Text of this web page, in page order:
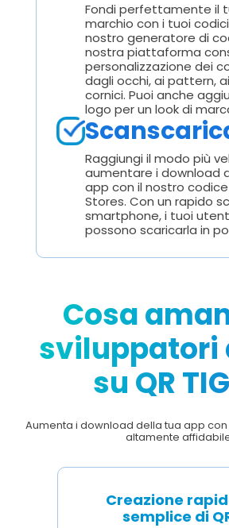
Fondi perfettamente il
marchio con i tuoi codici
nostro generatore di
nostra piattaforma
personalizzazione dei
dagli occhi, ai pattern,
cornici. Puoi anche
logo per un look di
Raggiungi il modo più
aumentare i download
app con il nostro codice
Stores. Con un rapido
smartphone, i tuoi
possono scaricarla in
Cosa
sviluppatori
su QR
Aumenta i download della tua app
altamente
Creazione
semplice di